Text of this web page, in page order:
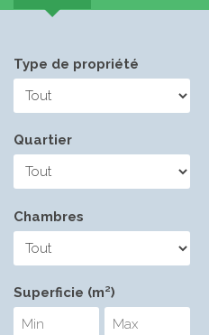
Type de propriété
Quartier
Chambres
Superficie (m²)